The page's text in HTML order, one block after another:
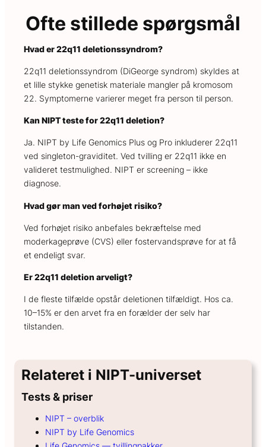
Ofte stillede spørgsmål
Hvad er 22q11 deletionssyndrom?
22q11 deletionssyndrom (DiGeorge syndrom) skyldes at
et lille stykke genetisk materiale mangler på kromosom
22. Symptomerne varierer meget fra person til person.
Kan NIPT teste for 22q11 deletion?
Ja. NIPT by Life Genomics Plus og Pro inkluderer 22q11
ved singleton-graviditet. Ved tvilling er 22q11 ikke en
valideret testmulighed. NIPT er screening – ikke
diagnose.
Hvad gør man ved forhøjet risiko?
Ved forhøjet risiko anbefales bekræftelse med
moderkageprøve (CVS) eller fostervandsprøve for at få
et endeligt svar.
Er 22q11 deletion arveligt?
I de fleste tilfælde opstår deletionen tilfældigt. Hos ca.
10–15% er den arvet fra en forælder der selv har
tilstanden.
Relateret i NIPT-universet
Tests & priser
NIPT – overblik
NIPT by Life Genomics